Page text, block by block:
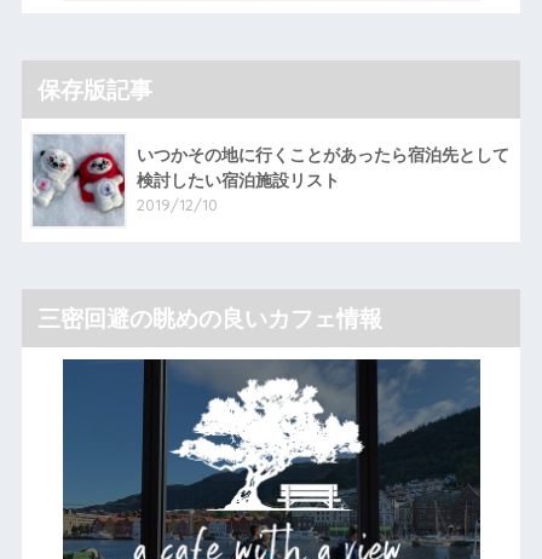
保存版記事
いつかその地に行くことがあったら宿泊先として
検討したい宿泊施設リスト
2019/12/10
三密回避の眺めの良いカフェ情報